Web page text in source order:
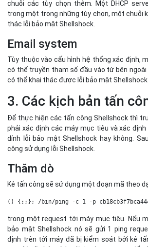
chuỗi các tùy chọn thêm. Một DHCP
trong một trong những tùy chọn, một chuỗi
thác lỗi bảo mật Shellshock.
Email system
Tùy thuộc vào cấu hình hệ thống xác định,
có thể truyền tham số đầu vào từ bên
có thể khai thác được lỗi bảo mật Shellshock.
3. Các kịch bản tấn
Để thực hiện các tấn công Shellshock thì
phải xác định các máy mục tiêu và xác
dính lỗi bảo mật Shellshock hay không.
công sử dụng lỗi Shellshock.
Thăm dò
Kẻ tấn công sẽ sử dụng một đoạn mã theo
() {:;}; /bin/ping -c 1 -p
trong một request tới máy mục tiêu. Nếu
bảo mật Shellshock nó sẽ gửi 1 ping
định trên tới máy đã bị kiểm soát bởi kẻ